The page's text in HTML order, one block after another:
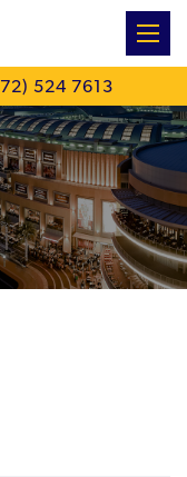
524 7613